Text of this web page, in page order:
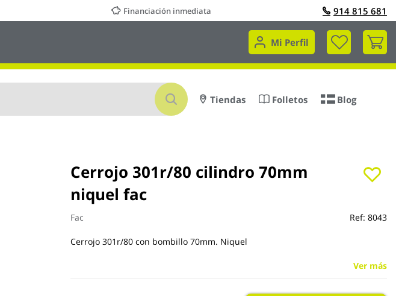
Financiación inmediata 914 815 681
Mi Perfil
Mi
Buscar
Tiendas Folletos Blog
Cerrojo 301r/80 cilindro 70mm
niquel fac
Fac Ref: 8043
Cerrojo 301r/80 con bombillo 70mm. Niquel
Ver más